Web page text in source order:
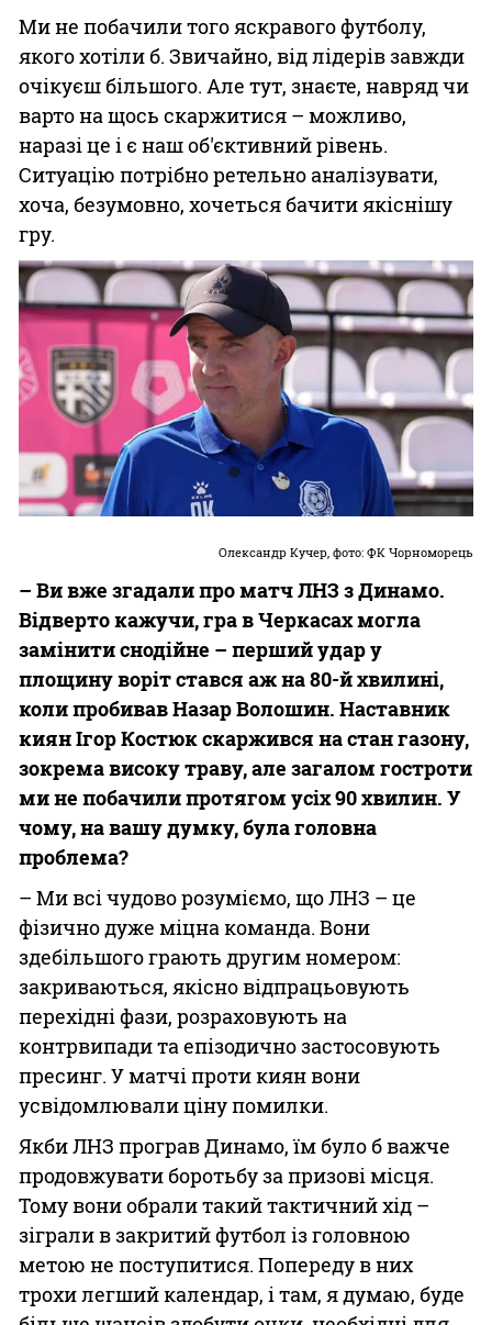
Ми не побачили того яскравого футболу,
якого хотіли б. Звичайно, від лідерів завжди
очікуєш більшого. Але тут, знаєте, навряд чи
варто на щось скаржитися – можливо,
наразі це і є наш об'єктивний рівень.
Ситуацію потрібно ретельно аналізувати,
хоча, безумовно, хочеться бачити якіснішу
гру.
Олександр Кучер, фото: ФК Чорноморець
– Ви вже згадали про матч ЛНЗ з Динамо.
Відверто кажучи, гра в Черкасах могла
замінити снодійне – перший удар у
площину воріт стався аж на 80-й хвилині,
коли пробивав Назар Волошин. Наставник
киян Ігор Костюк скаржився на стан газону,
зокрема високу траву, але загалом гостроти
ми не побачили протягом усіх 90 хвилин. У
чому, на вашу думку, була головна
проблема?
– Ми всі чудово розуміємо, що ЛНЗ – це
фізично дуже міцна команда. Вони
здебільшого грають другим номером:
закриваються, якісно відпрацьовують
перехідні фази, розраховують на
контрвипади та епізодично застосовують
пресинг. У матчі проти киян вони
усвідомлювали ціну помилки.
Якби ЛНЗ програв Динамо, їм було б важче
продовжувати боротьбу за призові місця.
Тому вони обрали такий тактичний хід –
зіграли в закритий футбол із головною
метою не поступитися. Попереду в них
трохи легший календар, і там, я думаю, буде